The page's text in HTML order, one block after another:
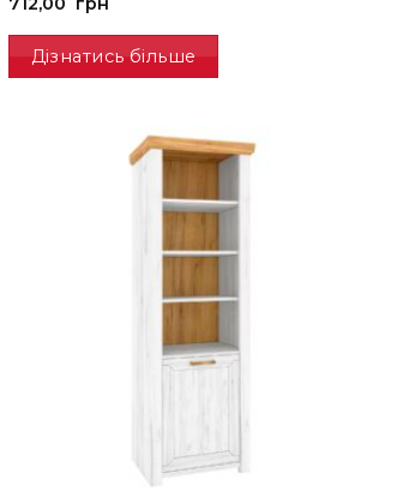
Дізнатись більше